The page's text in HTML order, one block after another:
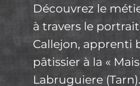
Découvrez le
à travers le
Callejon, apprenti
pâtissier à la «
Labruguiere (Tarn).